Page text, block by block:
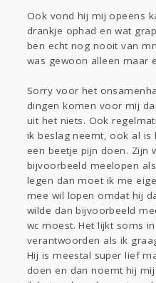
Ook vond hij mij opeens
drankje ophad en wat
ben echt nog nooit van
was gewoon alleen maar
Sorry voor het
dingen komen voor mij
uit het niets. Ook
ik beslag neemt, ook al is
een beetje pijn doen. Zijn
bijvoorbeeld meelopen
legen dan moet ik me
mee wil lopen omdat hij
wilde dan bijvoorbeeld
wc moest. Het lijkt soms
verantwoorden als ik
Hij is meestal super lief
doen en dan noemt hij